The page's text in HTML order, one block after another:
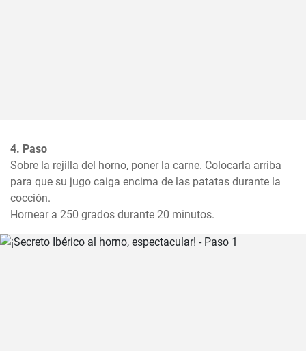
4. Paso
Sobre la rejilla del horno, poner la carne. Colocarla arriba
para que su jugo caiga encima de las patatas durante la
cocción.
Hornear a 250 grados durante 20 minutos.